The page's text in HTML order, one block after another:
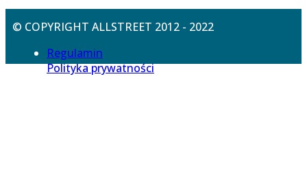
© COPYRIGHT ALLSTREET 2012 - 2022
Regulamin
Polityka prywatności